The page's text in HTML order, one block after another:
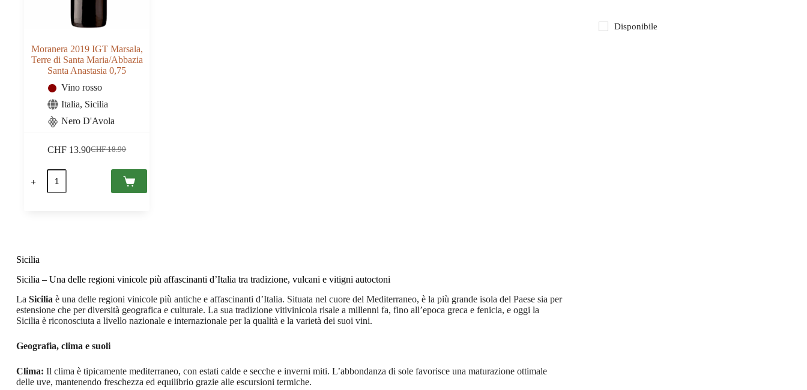
Moranera 2019 IGT Marsala,
Terre di Santa Maria/Abbazia
Santa Anastasia 0,75
Vino rosso
Italia, Sicilia
Nero D'Avola
CHF18.90
Il
CHF 13.90
Il
Moranera
2019
IGT
0,75
quantità
Sicilia
Sicilia – Una delle regioni vinicole più affascinanti d’Italia tra tradizione, vulcani e vitigni autoctoni
La Sicilia è una delle regioni vinicole più antiche e affascinanti d’Italia. Situata nel cuore del Mediterraneo, è la più grande isola del Paese sia per
estensione che per diversità geografica e culturale. La sua tradizione vitivinicola risale a millenni fa, fino all’epoca greca e fenicia, e oggi la
Sicilia è riconosciuta a livello nazionale e internazionale per la qualità e la varietà dei suoi vini.
Geografia, clima e suoli
Clima: Il clima è tipicamente mediterraneo, con estati calde e secche e inverni miti. L’abbondanza di sole favorisce una maturazione ottimale
delle uve, mantenendo freschezza ed equilibrio grazie alle escursioni termiche.
Disponibile